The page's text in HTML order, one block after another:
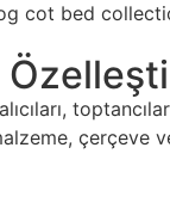
cot bed
çerçeve